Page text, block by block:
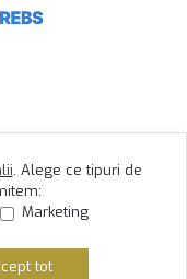
. Alege ce tipuri de
Marketing
tot